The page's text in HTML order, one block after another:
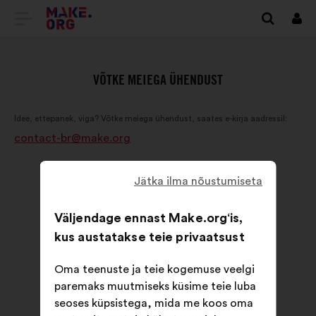
SAIDI
AVALEHELE
Logi
VÕTKE MEIEGA ÜHENDUST
Idee, ettepanek, viga? Võtke meiega ühendust, saates e-kirja aadressil:
contact-br@make.org
Jätka ilma nõustumiseta
Väljendage ennast Make.org‘is,
kus austatakse teie privaatsust
Oma teenuste ja teie kogemuse veelgi
paremaks muutmiseks küsime teie luba
seoses küpsistega, mida me koos oma